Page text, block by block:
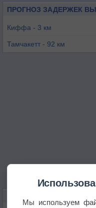
ПРОГНОЗ ЗАДЕРЖЕК
Киффа - 3 км
Тамчакетт - 92 км
Мы используем